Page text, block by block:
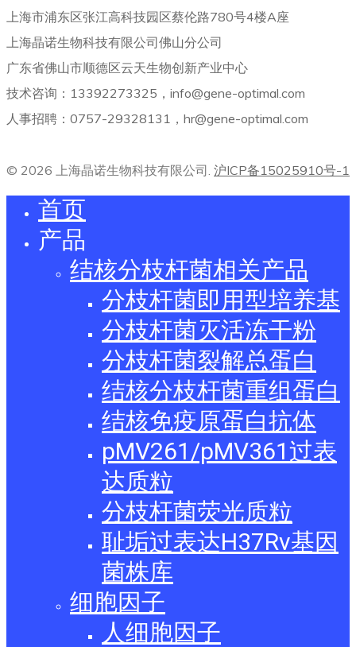
上海市浦东区张江高科技园区蔡伦路780号4楼A座
上海晶诺生物科技有限公司佛山分公司
广东省佛山市顺德区云天生物创新产业中心
技术咨询：13392273325，info@gene-optimal.com
人事招聘：0757-29328131，hr@gene-optimal.com
© 2026 上海晶诺生物科技有限公司. 沪ICP备15025910号-1
首页
产品
结核分枝杆菌相关产品
分枝杆菌即用型培养基
分枝杆菌灭活冻干粉
分枝杆菌裂解总蛋白
结核分枝杆菌重组蛋白
结核免疫原蛋白抗体
pMV261/pMV361过表
达质粒
分枝杆菌荧光质粒
耻垢过表达H37Rv基因
菌株库
细胞因子
人细胞因子